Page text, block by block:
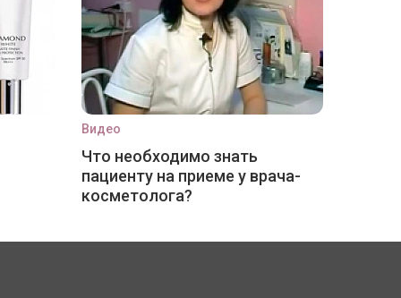
Видео
Что необходимо знать
пациенту на приеме у врача-
косметолога?